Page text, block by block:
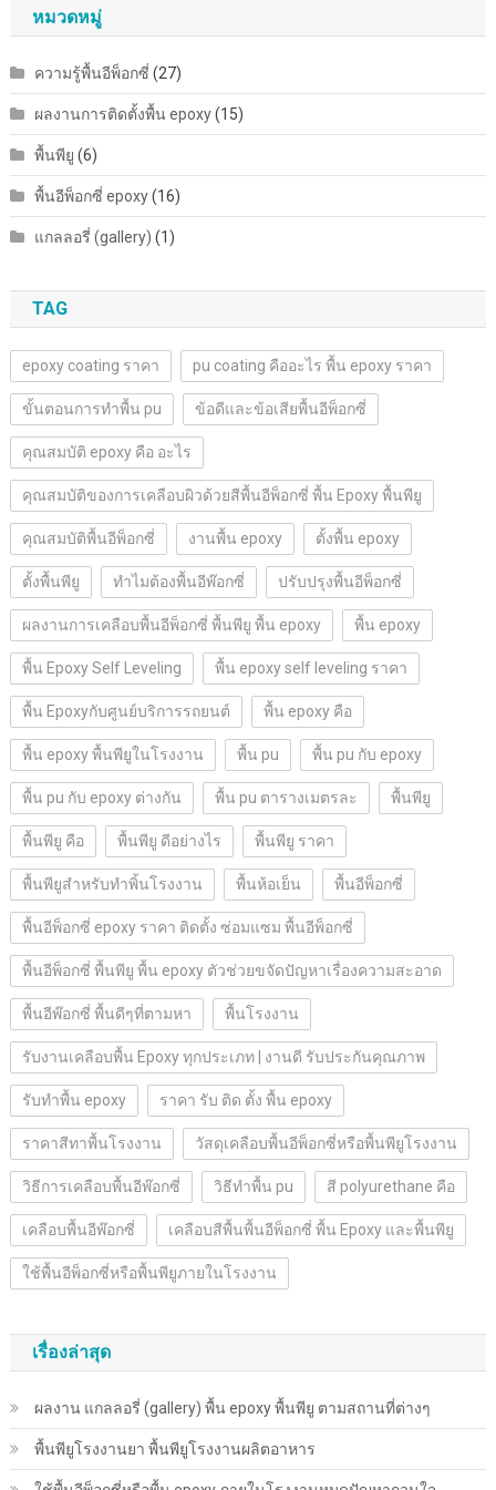
หมวดหมู่
ความรู้พื้นอีพ็อกซี่ (27)
ผลงานการติดตั้งพื้น epoxy(15)
พื้นพียู (6)
พื้นอีพ็อกซี่ epoxy(16)
แกลลอรี่ (gallery) (1)
TAG
epoxy coating ราคา pu coating คืออะไร พื้น epoxy ราคา
ขั้นตอนการทำพื้น pu ข้อดีและข้อเสียพื้นอีพ็อกซี่
คุณสมบัติ epoxy คือ อะไร
คุณสมบัติของการเคลือบผิวด้วยสีพื้นอีพ็อกซี่ พื้น Epoxy พื้นพียู
คุณสมบัติพื้นอีพ็อกซี่ งานพื้น epoxy ตั้งพื้น epoxy
ตั้งพื้นพียู ทำไมต้องพื้นอีพ๊อกซี่ ปรับปรุงพื้นอีพ็อกซี่
ผลงานการเคลือบพื้นอีพ็อกซี่ พื้นพียู พื้น epoxy พื้น epoxy
พื้น Epoxy Self Leveling พื้น epoxy self leveling ราคา
พื้น Epoxyกับศูนย์บริการรถยนต์ พื้น epoxy คือ
พื้น epoxy พื้นพียูในโรงงาน พื้น pu พื้น pu กับ epoxy
พื้น pu กับ epoxy ต่างกัน พื้น pu ตารางเมตรละ พื้นพียู
พื้นพียู คือ พื้นพียู ดีอย่างไร พื้นพียู ราคา
พื้นพียูสำหรับทำพิ้นโรงงาน พื้นห้อเย็น พื้นอีพ็อกซี่
พื้นอีพ็อกซี่ epoxy ราคา ติดตั้ง ซ่อมแซม พื้นอีพ็อกซี่
พื้นอีพ็อกซี่ พื้นพียู พื้น epoxy ตัวช่วยขจัดปัญหาเรื่องความสะอาด
พื้นอีพ๊อกซี่ พื้นดีๆที่ตามหา พื้นโรงงาน
รับงานเคลือบพื้น Epoxy ทุกประเภท | งานดี รับประกันคุณภาพ
รับทำพื้น epoxy ราคา รับ ติด ตั้ง พื้น epoxy
ราคาสีทาพื้นโรงงาน วัสดุเคลือบพื้นอีพ็อกซี่หรือพื้นพียูโรงงาน
วิธีการเคลือบพื้นอีพ๊อกซี่ วิธีทำพื้น pu สี polyurethane คือ
เคลือบพื้นอีพ๊อกซี่ เคลือบสีพื้นพื้นอีพ็อกซี่ พื้น Epoxy และพื้นพียู
ใช้พื้นอีพ็อกซี่หรือพื้นพียูภายในโรงงาน
เรื่องล่าสุด
ผลงาน แกลลอรี่ (gallery) พื้น epoxy พื้นพียู ตามสถานที่ต่างๆ
พื้นพียู​โรงงานยา พื้นพียู​โรงงานผลิตอาหาร